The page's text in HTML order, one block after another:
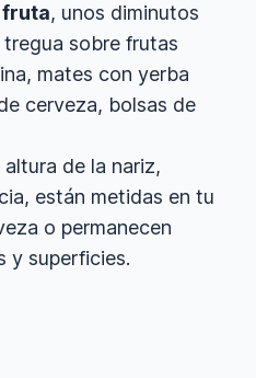
fruta, unos diminutos
sobre frutas
mates con yerba
cerveza, bolsas de
de la nariz,
están metidas en tu
o permanecen
y superficies.